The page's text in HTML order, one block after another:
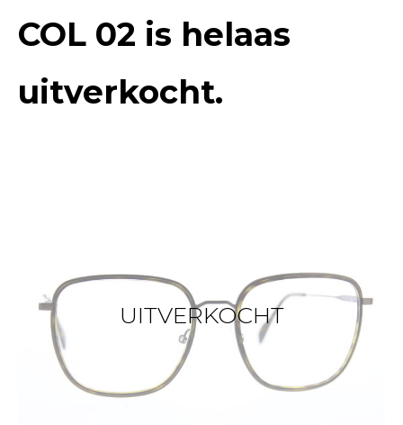
COL 02 is helaas
uitverkocht.
UITVERKOCHT